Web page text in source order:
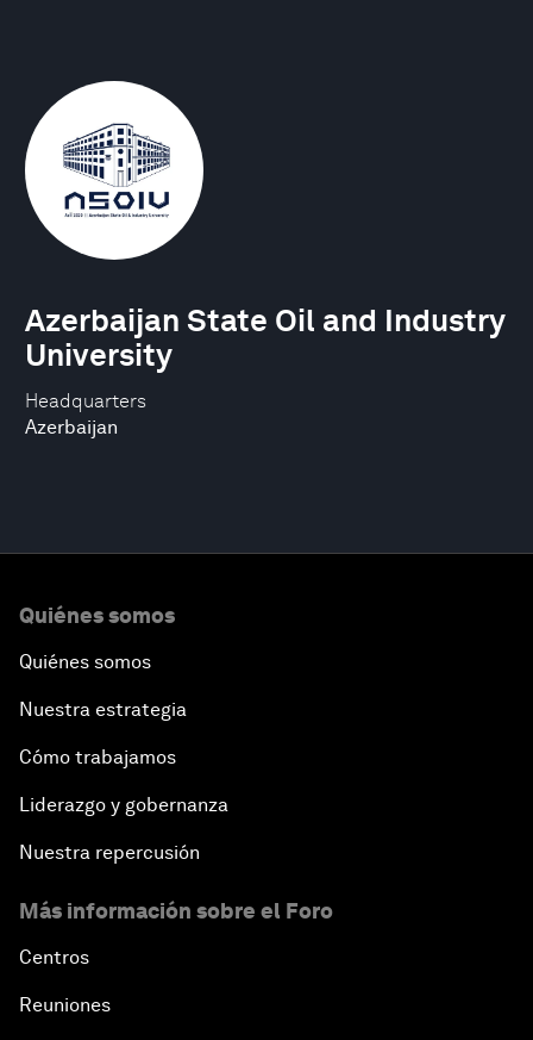
Headquarters
Azerbaijan
Azerbaijan State Oil and Industry
University
Quiénes somos
Quiénes somos
Nuestra estrategia
Cómo trabajamos
Liderazgo y gobernanza
Nuestra repercusión
Más información sobre el Foro
Centros
Reuniones